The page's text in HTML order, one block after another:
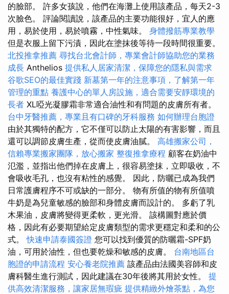
的臉部。 許多女孩說，他們在海灘上使用該產品，每天2-3
次臉色。 評論閱讀說，該產品的主要功能很好，宜人的應
用，易於使用，易於噴霧，中性氣味。 身體撥筋專業教學
但是衣服上留下污漬，因此在塗抹後等待一段時間很重要。
北投推拿推薦 尋找台北會計師，專業會計師協助您的業務
成長 Anthelios 提供私人居家清潔，保障您的隱私與需求
谷歌SEO的最佳實踐 新墓第一年的注意事項，了解第一年
管理的重點 養護中心的單人房設施，適合需要安靜環境的
長者 XL啞光凝膠霜非常適合油性和有問題的皮膚所有者。
台中牙醫推薦，專業且有口碑的牙科服務 如何辦理台胞證
由於其獨特的配方，它不僅可以防止太陽的有害影響，而且
還可以調節皮膚生產，從而使皮膚油膩。 高雄搬家公司，
信賴專業搬家團隊，放心搬家 整復推拿療程 顧客在奶油中
氾濫，並指出他們掉在皮膚上，很容易塗抹，立即吸收，不
會吸收毛孔，也沒有粘性的感覺。 因此，防曬已成為我們
日常護膚程序不可或缺的一部分。 物有所值的物有所值噴
牛奶是為兒童敏感的臉部和身體皮膚而設計的。 多虧了乳
木果油，皮膚將變得更柔軟，更光滑。 該構圖對應於價
格，因此有必要期望給定皮膚類型的需求更穩定和柔和的公
式。快速申請泰國簽證 您可以找到優質的防曬霜-SPF奶
油，可用於油性，但也要乾燥和敏感的皮膚。 台南地區台
胞證的申請流程 安心養老院推薦 該產品由法國美容師和皮
膚科醫生進行測試，因此建議在30年後將其用於女性。 提
供高效清潔服務，讓家居無瑕疵 提供精緻外燴茶點，為您